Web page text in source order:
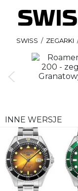
SWISS / ZEGARKI
INNE WERSJE